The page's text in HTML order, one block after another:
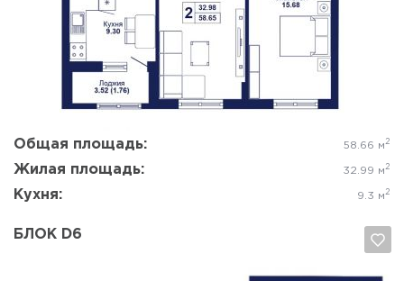
Общая площадь: 58.66 м 2
Жилая площадь: 32.99 м 2
Кухня: 9.3 м 2
Да, удалить
БЛОК D6